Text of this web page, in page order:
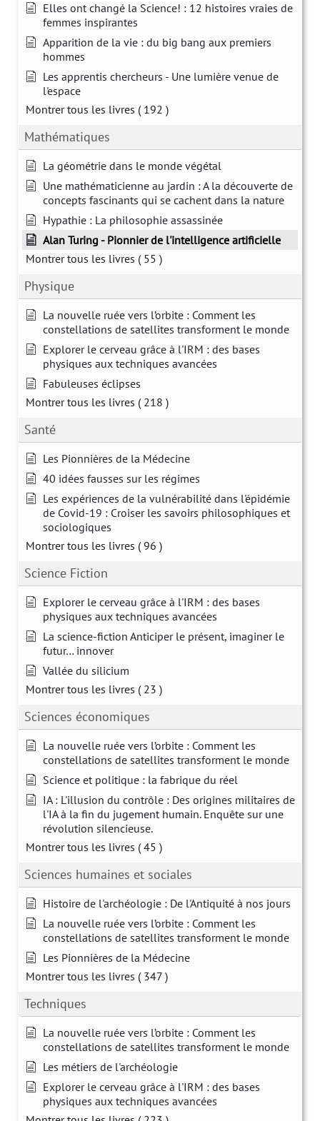
Elles ont changé la Science! : 12 histoires vraies de
femmes inspirantes
Apparition de la vie : du big bang aux premiers
hommes
Les apprentis chercheurs - Une lumière venue de
l'espace
Montrer tous les livres ( 192 )
Mathématiques
La géométrie dans le monde végétal
Une mathématicienne au jardin : A la découverte de
concepts fascinants qui se cachent dans la nature
Hypathie : La philosophie assassinée
Alan Turing - Pionnier de l'intelligence artificielle
Montrer tous les livres ( 55 )
Physique
La nouvelle ruée vers l’orbite : Comment les
constellations de satellites transforment le monde
Explorer le cerveau grâce à l'IRM : des bases
physiques aux techniques avancées
Fabuleuses éclipses
Montrer tous les livres ( 218 )
Santé
Les Pionnières de la Médecine
40 idées fausses sur les régimes
Les expériences de la vulnérabilité dans l'épidémie
de Covid-19 : Croiser les savoirs philosophiques et
sociologiques
Montrer tous les livres ( 96 )
Science Fiction
Explorer le cerveau grâce à l'IRM : des bases
physiques aux techniques avancées
La science-fiction Anticiper le présent, imaginer le
futur… innover
Vallée du silicium
Montrer tous les livres ( 23 )
Sciences économiques
La nouvelle ruée vers l’orbite : Comment les
constellations de satellites transforment le monde
Science et politique : la fabrique du réel
IA : L'illusion du contrôle : Des origines militaires de
l'IA à la fin du jugement humain. Enquête sur une
révolution silencieuse.
Montrer tous les livres ( 45 )
Sciences humaines et sociales
Histoire de l'archéologie : De l'Antiquité à nos jours
La nouvelle ruée vers l’orbite : Comment les
constellations de satellites transforment le monde
Les Pionnières de la Médecine
Montrer tous les livres ( 347 )
Techniques
La nouvelle ruée vers l’orbite : Comment les
constellations de satellites transforment le monde
Les métiers de l'archéologie
Explorer le cerveau grâce à l'IRM : des bases
physiques aux techniques avancées